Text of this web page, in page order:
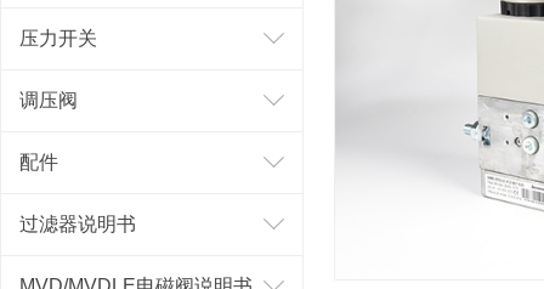
压力开关
调压阀
配件
过滤器说明书